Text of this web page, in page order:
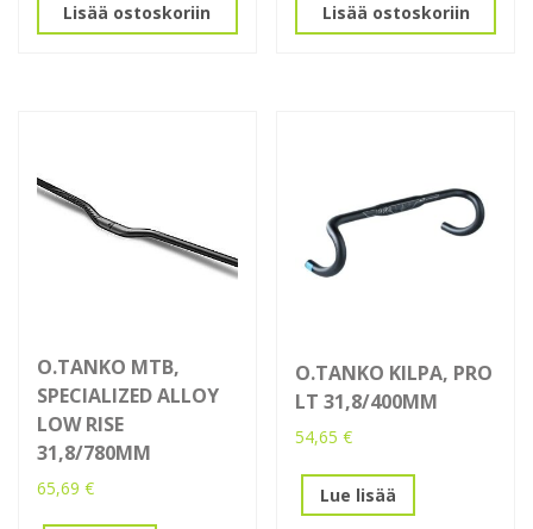
Lisää ostoskoriin Lisää ostoskoriin
O.TANKO MTB,
SPECIALIZED ALLOY
LOW RISE
31,8/780MM
65,69 €
O.TANKO KILPA, PRO
LT 31,8/400MM
54,65€
Lue lisää